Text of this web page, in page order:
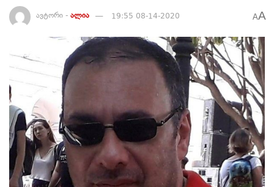
ავტორი - ალია 19:55 08-14-2020 AA